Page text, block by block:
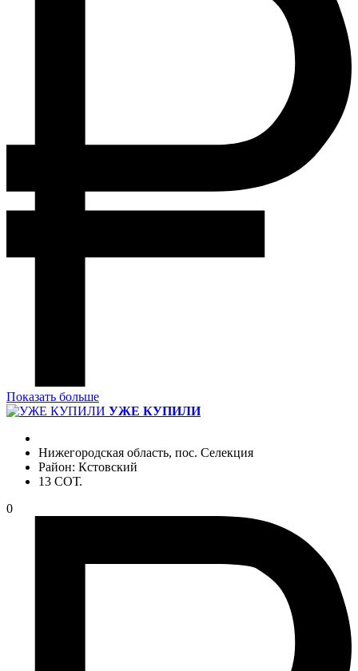
Показать больше
УЖЕ КУПИЛИ
Нижегородская область, пос. Селекция
Район: Кстовский
13 СОТ.
0